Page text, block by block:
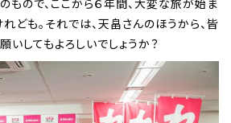
ども。それでは、天畠さんのほうから、皆
いしてもよろしいでしょうか？